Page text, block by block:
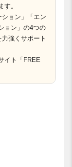
。
ョン」「エン
ョン」の4つの
強くサポート
イト「FREE